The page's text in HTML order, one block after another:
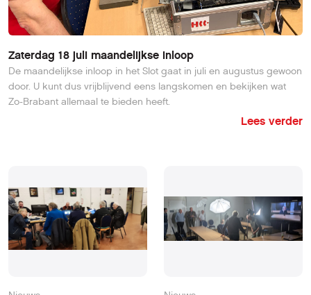
Zaterdag 18 juli maandelijkse inloop
De maandelijkse inloop in het Slot gaat in juli en augustus gewoon
door. U kunt dus vrijblijvend eens langskomen en bekijken wat
Zo-Brabant allemaal te bieden heeft.
Lees verder